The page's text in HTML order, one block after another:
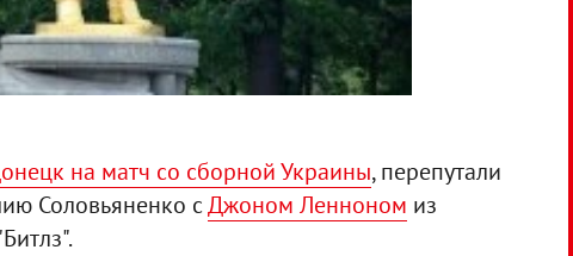
на матч со сборной Украины, перепутали
Соловьяненко сДжоном Ленноном из